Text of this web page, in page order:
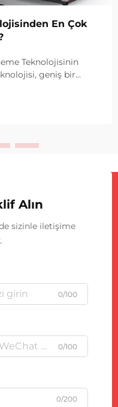
En Çok
Teknolojisinin
geniş bir
makinelerinin
Alın
sizinle iletişime
0/100
0/100
0/200